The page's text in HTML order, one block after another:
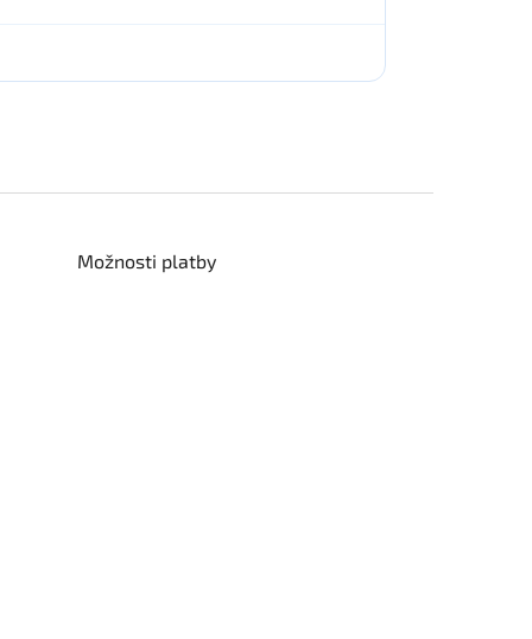
Možnosti platby